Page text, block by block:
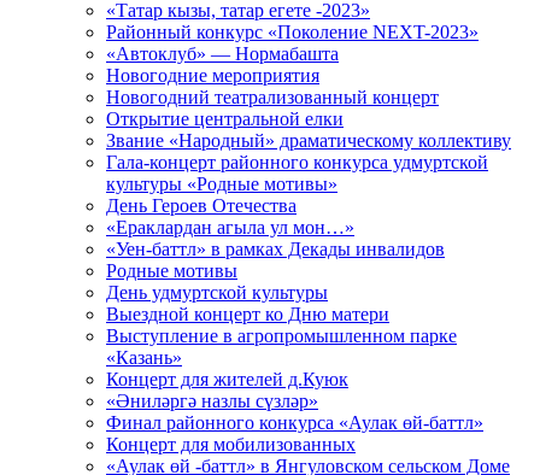
«Татар кызы, татар егете -2023»
Районный конкурс «Поколение NEXT-2023»
«Автоклуб» — Нормабашта
Новогодние мероприятия
Новогодний театрализованный концерт
Открытие центральной елки
Звание «Народный» драматическому коллективу
Гала-концерт районного конкурса удмуртской
культуры «Родные мотивы»
День Героев Отечества
«Ераклардан агыла ул мон…»
«Уен-баттл» в рамках Декады инвалидов
Родные мотивы
День удмуртской культуры
Выездной концерт ко Дню матери
Выступление в агропромышленном парке
«Казань»
Концерт для жителей д.Куюк
«Әниләргә назлы сүзләр»
Финал районного конкурса «Аулак өй-баттл»
Концерт для мобилизованных
«Аулак өй -баттл» в Янгуловском сельском Доме